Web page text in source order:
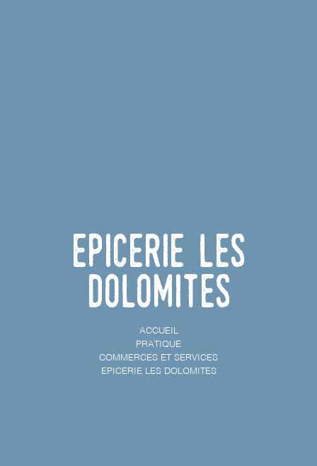
Epicerie Les
Dolomites
ACCUEIL
PRATIQUE
COMMERCES ET SERVICES
EPICERIE LES DOLOMITES